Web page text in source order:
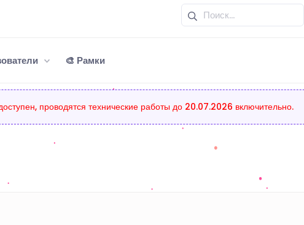
🎨 Рамки
проводятся технические работы до 20.07.2026 включительно.